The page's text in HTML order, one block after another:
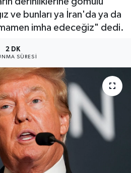
ve bunları ya İran'da ya da
imha edeceğiz" dedi.
2 DK
SÜRESI